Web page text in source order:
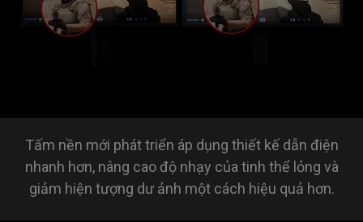
Tấm nền mới phát triển áp dụng thiết kế dẫn điện
nhanh hơn, nâng cao độ nhạy của tinh thể lỏng và
giảm hiện tượng dư ảnh một cách hiệu quả hơn.